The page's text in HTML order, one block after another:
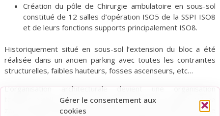
Gérer le consentement aux
cookies
Création du pôle de Chirurgie ambulatoire en sous-sol
constitué de 12 salles d’opération ISO5 de la SSPI ISO8
et de leurs fonctions supports principalement ISO8.
Historiquement situé en sous-sol l’extension du bloc a été
réalisée dans un ancien parking avec toutes les contraintes
structurelles, faibles hauteurs, fosses ascenseurs, etc…
L’organisation architecturale devient une organisation
technico-architecturale. C’est dans ce même schéma qu’une
zone administrative s’est vu créée dans une ancienne zone de